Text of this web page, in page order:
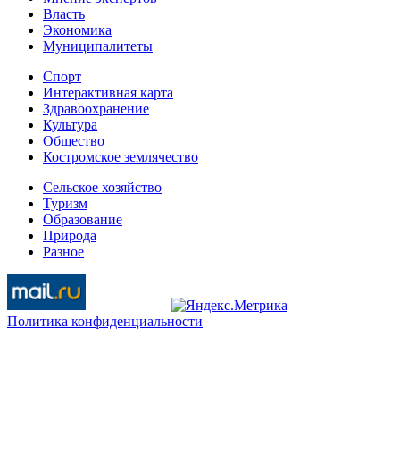
Власть
Экономика
Муниципалитеты
Спорт
Интерактивная карта
Здравоохранение
Культура
Общество
Костромское землячество
Сельское хозяйство
Туризм
Образование
Природа
Разное
Политика конфиденциальности